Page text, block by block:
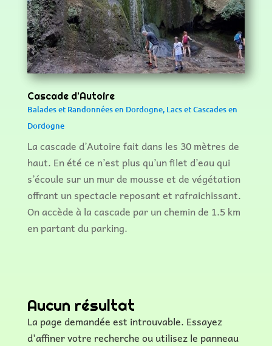
Cascade d’Autoire
Balades et Randonnées en Dordogne, Lacs et Cascades en
Dordogne
La cascade d’Autoire fait dans les 30 mètres de
haut. En été ce n’est plus qu’un filet d’eau qui
s’écoule sur un mur de mousse et de végétation
offrant un spectacle reposant et rafraichissant.
On accède à la cascade par un chemin de 1.5 km
en partant du parking.
Aucun résultat
La page demandée est introuvable. Essayez
d'affiner votre recherche ou utilisez le panneau